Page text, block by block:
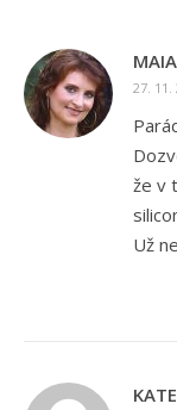
MAIA
27. 11.
že v
Už